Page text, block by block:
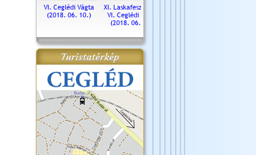
VI. Ceglédi Vágta
(2018. 06. 10.)
XI. Laskafesztivál és
VI. Ceglédi Vágta
(2018. 06. 10.)
Turistatérkép